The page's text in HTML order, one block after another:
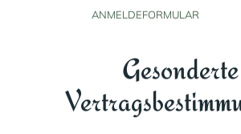
ANMELDEFORMULAR
Gesonderte